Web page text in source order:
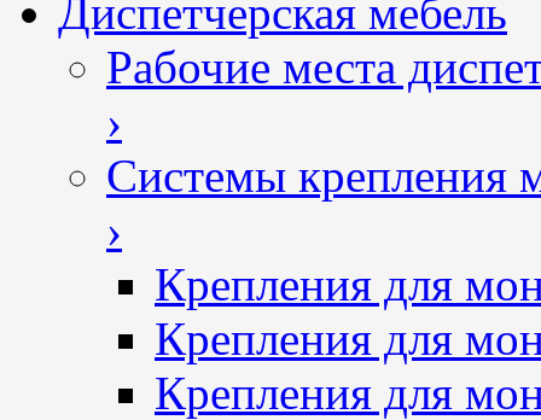
Диспетчерская мебель
Рабочие места
›
Системы крепления
›
Крепления для
Крепления для
Крепления для